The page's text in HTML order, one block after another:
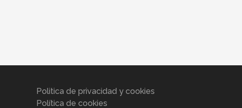
Politica de privacidad y cookies
Política de cookies